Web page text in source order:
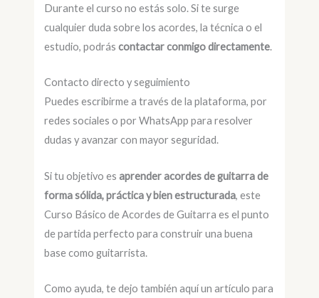
Durante el curso no estás solo. Si te surge
cualquier duda sobre los acordes, la técnica o el
estudio, podráscontactar conmigo directamente.
Contacto directo y seguimiento
Puedes escribirme a través de la plataforma, por
redes sociales o por WhatsApp para resolver
dudas y avanzar con mayor seguridad.
Si tu objetivo esaprender acordes de guitarra de
forma sólida, práctica y bien estructurada, este
Curso Básico de Acordes de Guitarra es el punto
de partida perfecto para construir una buena
base como guitarrista.
Como ayuda, te dejo también aquí un artículo para